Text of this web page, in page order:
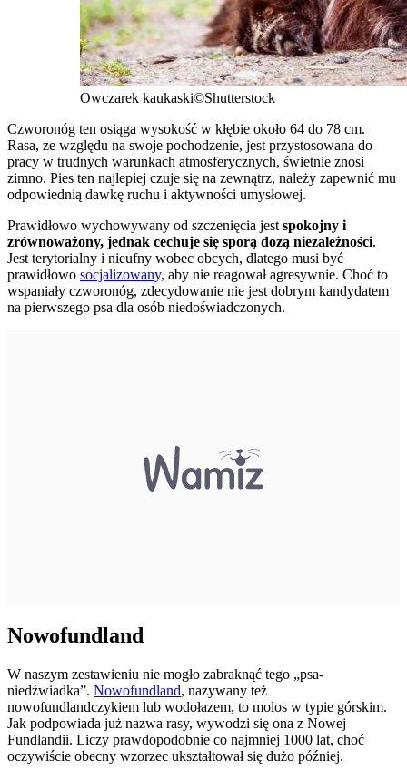
Owczarek kaukaski©Shutterstock
Czworonóg ten osiąga wysokość w kłębie około 64 do 78 cm.
Rasa, ze względu na swoje pochodzenie, jest przystosowana do
pracy w trudnych warunkach atmosferycznych, świetnie znosi
zimno. Pies ten najlepiej czuje się na zewnątrz, należy zapewnić mu
odpowiednią dawkę ruchu i aktywności umysłowej.
Prawidłowo wychowywany od szczenięcia jest spokojny i
zrównoważony, jednak cechuje się sporą dozą niezależności.
Jest terytorialny i nieufny wobec obcych, dlatego musi być
prawidłowo socjalizowany, aby nie reagował agresywnie. Choć to
wspaniały czworonóg, zdecydowanie nie jest dobrym kandydatem
na pierwszego psa dla osób niedoświadczonych.
Nowofundland
W naszym zestawieniu nie mogło zabraknąć tego „psa-
niedźwiadka”. Nowofundland, nazywany też
nowofundlandczykiem lub wodołazem, to molos w typie górskim.
Jak podpowiada już nazwa rasy, wywodzi się ona z Nowej
Fundlandii. Liczy prawdopodobnie co najmniej 1000 lat, choć
oczywiście obecny wzorzec ukształtował się dużo później.